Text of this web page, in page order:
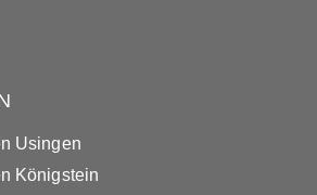
Usingen
Königstein